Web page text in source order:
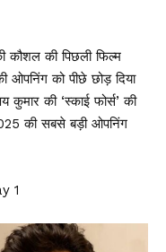
कौशल की पिछली फिल्म
ओपनिंग को पीछे छोड़ दिया
की ‘स्काई फोर्स’ की
की सबसे बड़ी ओपनिंग
1